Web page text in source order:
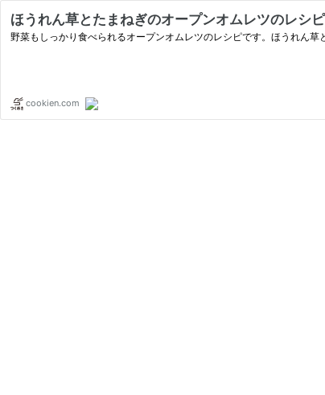
ほうれん草とたまねぎのオープンオムレツのレシ
野菜もしっかり食べられるオープンオムレツのレシピです。ほうれん
cookien.com